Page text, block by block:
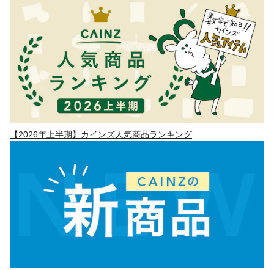
【2026年上半期】カインズ人気商品ランキング